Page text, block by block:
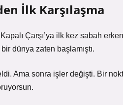
İlk Karşılaşma
Çarşı’ya ilk kez sabah
dünya zaten başlamıştı.
Ama sonra işler değişti. Bir